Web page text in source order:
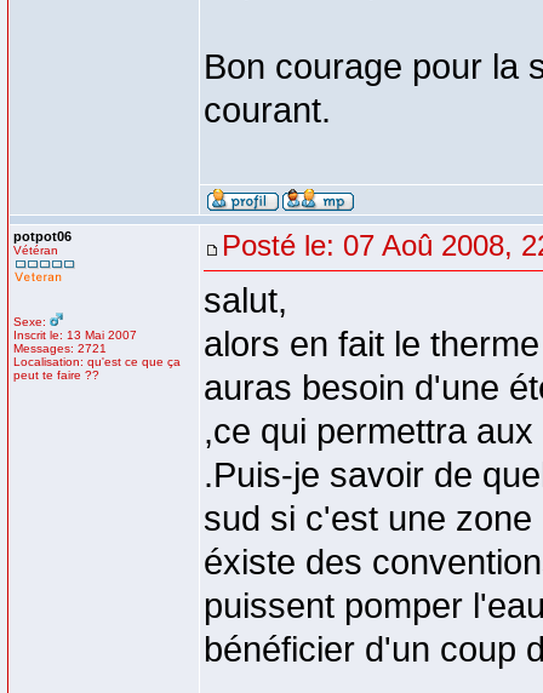
Bon courage pour la
courant.
potpot06
Vétéran
Sexe:
Inscrit le: 13 Mai 2007
Messages: 2721
Localisation: qu'est ce que ça
peut te faire ??
Posté le: 07 Aoû 2008,
salut,
alors en fait le
auras besoin d'une
,ce qui permettra
.Puis-je savoir de
sud si c'est une
éxiste des
puissent pomper
bénéficier d'un coup